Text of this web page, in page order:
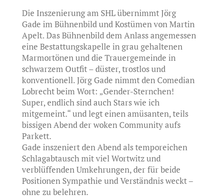
Die Inszenierung am SHL übernimmt Jörg
Gade im Bühnenbild und Kostümen von Martin
Apelt. Das Bühnenbild dem Anlass angemessen
eine Bestattungskapelle in grau gehaltenen
Marmortönen und die Trauergemeinde in
schwarzem Outfit – düster, trostlos und
konventionell. Jörg Gade nimmt den Comedian
Lobrecht beim Wort: „Gender-Sternchen!
Super, endlich sind auch Stars wie ich
mitgemeint.“ und legt einen amüsanten, teils
bissigen Abend der woken Community aufs
Parkett.
Gade inszeniert den Abend als temporeichen
Schlagabtausch mit viel Wortwitz und
verblüffenden Umkehrungen, der für beide
Positionen Sympathie und Verständnis weckt –
ohne zu belehren.